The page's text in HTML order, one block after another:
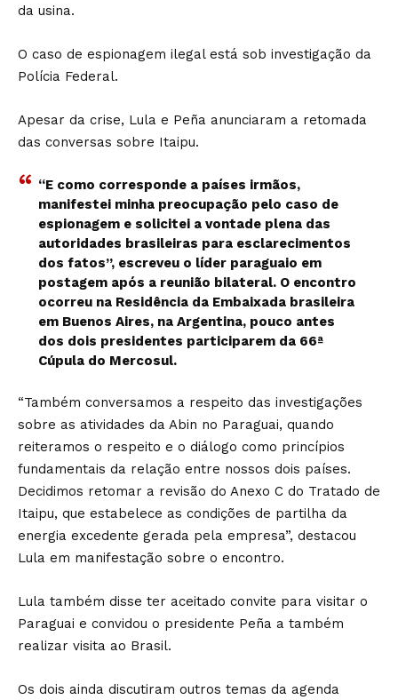
da usina.
O caso de espionagem ilegal está sob investigação da
Polícia Federal.
Apesar da crise, Lula e Peña anunciaram a retomada
das conversas sobre Itaipu.
“E como corresponde a países irmãos,
manifestei minha preocupação pelo caso de
espionagem e solicitei a vontade plena das
autoridades brasileiras para esclarecimentos
dos fatos”, escreveu o líder paraguaio em
postagem após a reunião bilateral. O encontro
ocorreu na Residência da Embaixada brasileira
em Buenos Aires, na Argentina, pouco antes
dos dois presidentes participarem da 66ª
Cúpula do Mercosul.
“Também conversamos a respeito das investigações
sobre as atividades da Abin no Paraguai, quando
reiteramos o respeito e o diálogo como princípios
fundamentais da relação entre nossos dois países.
Decidimos retomar a revisão do Anexo C do Tratado de
Itaipu, que estabelece as condições de partilha da
energia excedente gerada pela empresa”, destacou
Lula em manifestação sobre o encontro.
Lula também disse ter aceitado convite para visitar o
Paraguai e convidou o presidente Peña a também
realizar visita ao Brasil.
Os dois ainda discutiram outros temas da agenda